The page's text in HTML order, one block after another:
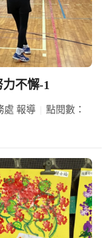
不懈-1
處 報導
點閱數：